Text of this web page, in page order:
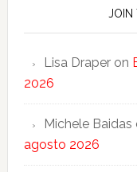
JOIN
Lisa Draperon
2026
Michele Baidas
agosto 2026